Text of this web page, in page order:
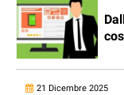
21 Dicembre 2025